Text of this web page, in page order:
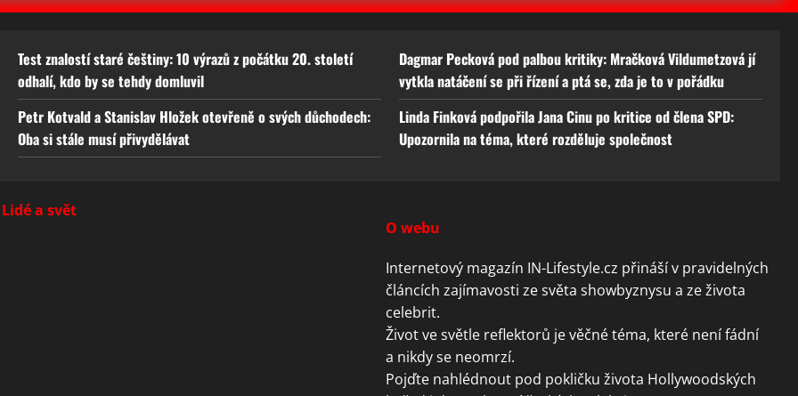
Test znalostí staré češtiny: 10 výrazů z počátku 20. století
odhalí, kdo by se tehdy domluvil
Dagmar Pecková pod palbou kritiky: Mračková Vildumetzová jí
vytkla natáčení se při řízení a ptá se, zda je to v pořádku
Petr Kotvald a Stanislav Hložek otevřeně o svých důchodech:
Oba si stále musí přivydělávat
Linda Finková podpořila Jana Cinu po kritice od člena SPD:
Upozornila na téma, které rozděluje společnost
Lidé a svět
O webu
Internetový magazín IN-Lifestyle.cz přináší v pravidelných
článcích zajímavosti ze světa showbyznysu a ze života
celebrit.
Život ve světle reflektorů je věčné téma, které není fádní
a nikdy se neomrzí.
Pojďte nahlédnout pod pokličku života Hollywoodských